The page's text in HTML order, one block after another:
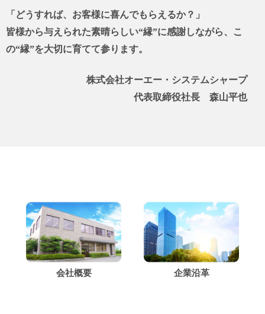
「どうすれば、お客様に喜んでもらえるか？」
皆様から与えられた素晴らしい“縁”に感謝しながら、こ
の“縁”を大切に育てて参ります。
株式会社オーエー・システムシャープ
代表取締役社長 森山平也
会社概要 企業沿革